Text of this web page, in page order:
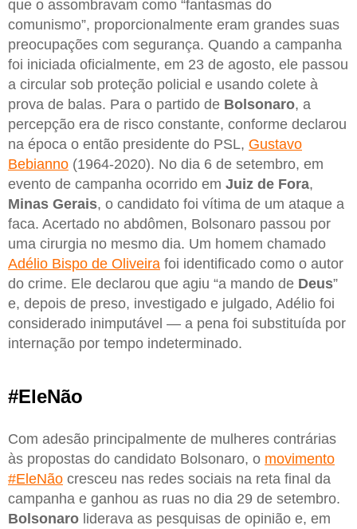
que o assombravam como “fantasmas do
comunismo”, proporcionalmente eram grandes suas
preocupações com segurança. Quando a campanha
foi iniciada oficialmente, em 23 de agosto, ele passou
a circular sob proteção policial e usando colete à
prova de balas. Para o partido de Bolsonaro, a
percepção era de risco constante, conforme declarou
na época o então presidente do PSL, Gustavo
Bebianno (1964-2020). No dia 6 de setembro, em
evento de campanha ocorrido em Juiz de Fora,
Minas Gerais, o candidato foi vítima de um ataque a
faca. Acertado no abdômen, Bolsonaro passou por
uma cirurgia no mesmo dia. Um homem chamado
Adélio Bispo de Oliveira foi identificado como o autor
do crime. Ele declarou que agiu “a mando de Deus”
e, depois de preso, investigado e julgado, Adélio foi
considerado inimputável — a pena foi substituída por
internação por tempo indeterminado.
#EleNão
Com adesão principalmente de mulheres contrárias
às propostas do candidato Bolsonaro, o movimento
#EleNão cresceu nas redes sociais na reta final da
campanha e ganhou as ruas no dia 29 de setembro.
Bolsonaro liderava as pesquisas de opinião e, em